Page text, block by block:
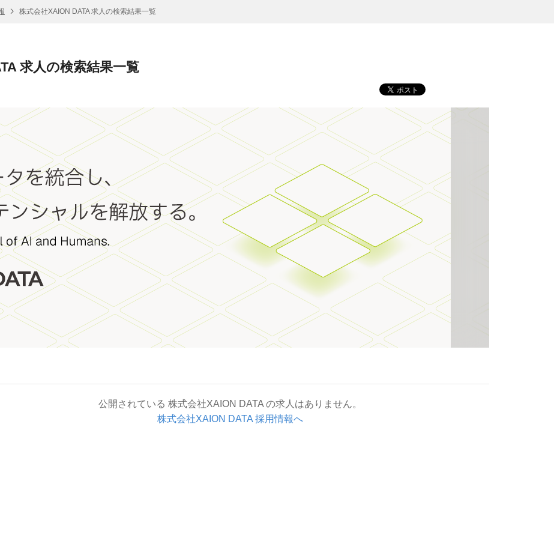
株式会社XAION DATA 求人の検索結果一覧
求人の検索結果一覧
公開されている 株式会社XAION DATA の求人はありません。
株式会社XAION DATA 採用情報へ